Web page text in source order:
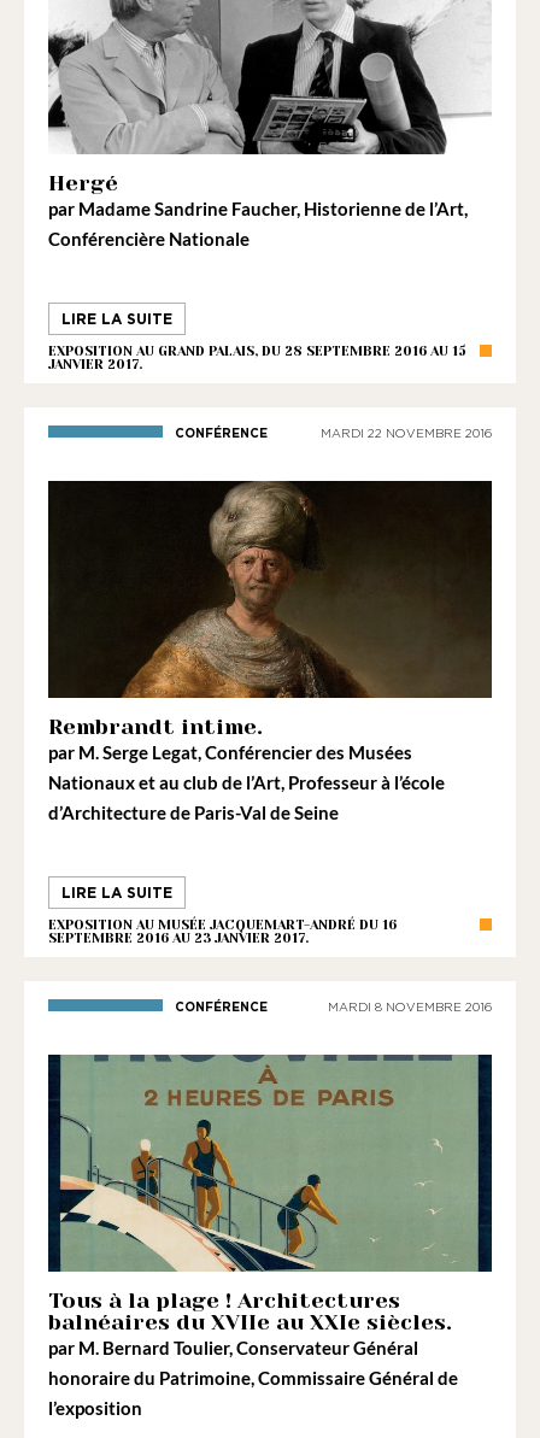
Hergé
par Madame Sandrine Faucher, Historienne de l’Art,
Conférencière Nationale
LIRE LA SUITE
EXPOSITION AU GRAND PALAIS, DU 28 SEPTEMBRE 2016 AU 15
JANVIER 2017.
CONFÉRENCE MARDI 22 NOVEMBRE 2016
Rembrandt intime.
par M. Serge Legat, Conférencier des Musées
Nationaux et au club de l’Art, Professeur à l’école
d’Architecture de Paris-Val de Seine
LIRE LA SUITE
EXPOSITION AU MUSÉE JACQUEMART-ANDRÉ DU 16
SEPTEMBRE 2016 AU 23 JANVIER 2017.
CONFÉRENCE MARDI 8 NOVEMBRE 2016
Tous à la plage ! Architectures
balnéaires du XVIIe au XXIe siècles.
par M. Bernard Toulier, Conservateur Général
honoraire du Patrimoine, Commissaire Général de
l’exposition